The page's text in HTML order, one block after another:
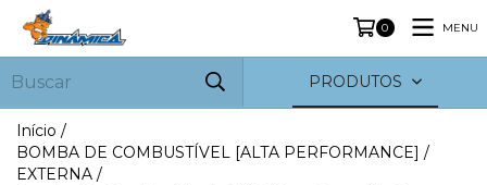
0 MENU
PRODUTOS
Início /
BOMBA DE COMBUSTÍVEL [ALTA PERFORMANCE] /
EXTERNA /